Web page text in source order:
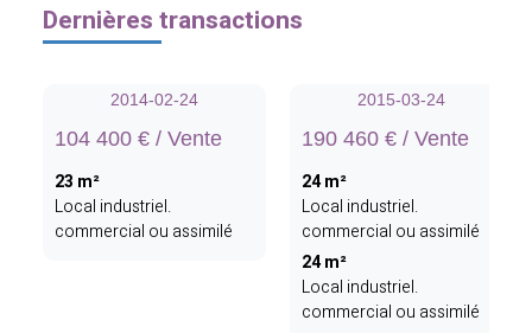
Dernières transactions
2014-02-24
104 400 € / Vente
23 m²
Local industriel.
commercial ou assimilé
2015-03-24
190 460 € / Vente
24 m²
Local industriel.
commercial ou assimilé
24 m²
Local industriel.
commercial ou assimilé